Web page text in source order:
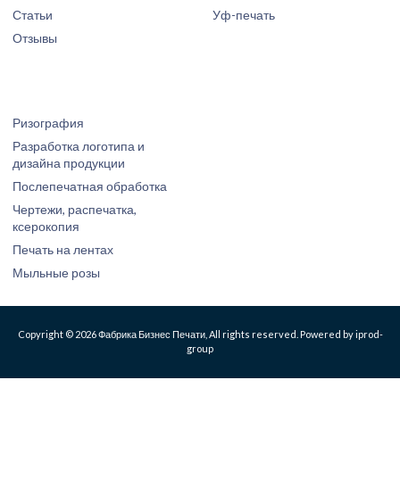
Статьи
Отзывы
Уф-печать
Ризография
Разработка логотипа и
дизайна продукции
Послепечатная обработка
Чертежи, распечатка,
ксерокопия
Печать на лентах
Мыльные розы
Copyright © 2026 Фабрика Бизнес Печати, All rights reserved. Powered by iprod-
group